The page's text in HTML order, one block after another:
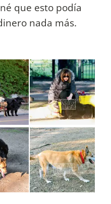
que esto podía
nada más.